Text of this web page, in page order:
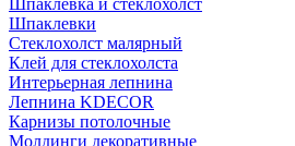
Шпаклевка и стеклохолст
Шпаклевки
Стеклохолст малярный
Клей для стеклохолста
Интерьерная лепнина
Лепнина KDECOR
Карнизы потолочные
Молдинги декоративные